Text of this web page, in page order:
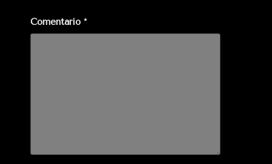
Comentario *